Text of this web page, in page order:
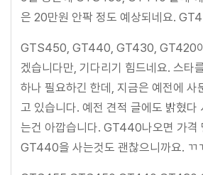
은 20만원 안팍 정도 예상되네요.
GTS450, GT440, GT430, GT420
겠습니다만, 기다리기 힘드네요. 스타
하나 필요하긴 한데, 지금은 예전에
고 있습니다. 예전 견적 글에도 밝혔
는건 아깝습니다. GT440나오면 가격
GT440을 사는것도 괜찮으니까요. ㄲ